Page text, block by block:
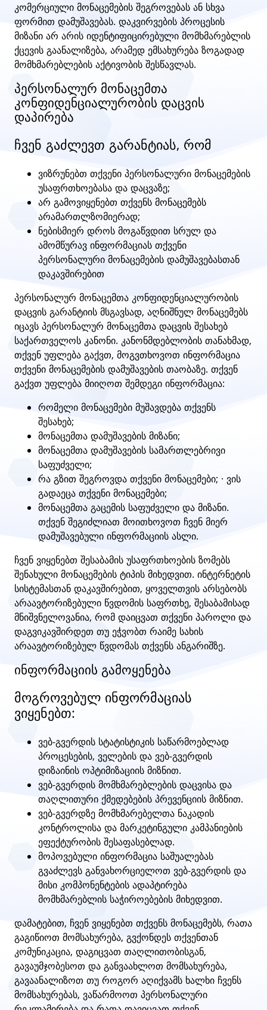
კომერციული მონაცემების შეგროვებას ან სხვა
ფორმით დამუშავებას. დაკვირვების პროცესის
მიზანი არ არის იდენტიფიცირებული მომხმარებლის
ქცევის გაანალიზება, არამედ ემსახურება ზოგადად
მომხმარებლების აქტივობის შესწავლას.
პერსონალურ მონაცემთა
კონფიდენციალურობის დაცვის
დაპირება
ჩვენ გაძლევთ გარანტიას, რომ
ვიზრუნებთ თქვენი პერსონალური მონაცემების
უსაფრთხოებასა და დაცვაზე;
არ გამოვიყენებთ თქვენს მონაცემებს
არამართლზომიერად;
ნებისმიერ დროს მოგაწვდით სრულ და
ამომწურავ ინფორმაციას თქვენი
პერსონალური მონაცემების დამუშავებასთან
დაკავშირებით
პერსონალურ მონაცემთა კონფიდენციალურობის
დაცვის გარანტიის მსგავსად, აღნიშნულ მონაცემებს
იცავს პერსონალურ მონაცემთა დაცვის შესახებ
საქართველოს კანონი. კანონმდებლობის თანახმად,
თქვენ უფლება გაქვთ, მოგვთხოვოთ ინფორმაცია
თქვენი მონაცემების დამუშავების თაობაზე. თქვენ
გაქვთ უფლება მიიღოთ შემდეგი ინფორმაცია:
რომელი მონაცემები მუშავდება თქვენს
შესახებ;
მონაცემთა დამუშავების მიზანი;
მონაცემთა დამუშავების სამართლებრივი
საფუძველი;
რა გზით შეგროვდა თქვენი მონაცემები; · ვის
გადაეცა თქვენი მონაცემები;
მონაცემთა გაცემის საფუძველი და მიზანი.
თქვენ შეგიძლიათ მოითხოვოთ ჩვენ მიერ
დამუშავებული ინფორმაციის ასლი.
ჩვენ ვიყენებთ შესაბამის უსაფრთხოების ზომებს
შენახული მონაცემების ტიპის მიხედვით. ინტერნეტის
სისტემასთან დაკავშირებით, ყოველთვის არსებობს
არაავტორიზებული წვდომის საფრთხე, შესაბამისად
მნიშვნელოვანია, რომ დაიცვათ თქვენი პაროლი და
დაგვიკავშირდეთ თუ ეჭვობთ რაიმე სახის
არაავტორიზებულ წვდომას თქვენს ანგარიშზე.
ინფორმაციის გამოყენება
მოგროვებულ ინფორმაციას
ვიყენებთ:
ვებ-გვერდის სტატისტიკის საწარმოებლად
პროცესების, ველების და ვებ-გვერდის
დიზაინის ოპტიმიზაციის მიზნით.
ვებ-გვერდის მომხმარებლების დაცვისა და
თაღლითური ქმედებების პრევენციის მიზნით.
ვებ-გვერდზე მომხმარებელთა ნაკადის
კონტროლისა და მარკეტინგული კამპანიების
ეფექტურობის შესაფასებლად.
მოპოვებული ინფორმაცია საშუალებას
გვაძლევს განვახორციელოთ ვებ-გვერდის და
მისი კომპონენტების ადაპტირება
მომხმარებლის საჭიროებების მიხედვით.
დამატებით, ჩვენ ვიყენებთ თქვენს მონაცემებს, რათა
გაგიწიოთ მომსახურება, გვქონდეს თქვენთან
კომუნიკაცია, დაგიცვათ თაღლითობისგან,
გავაუმჯობესოთ და განვაახლოთ მომსახურება,
გავაანალიზოთ თუ როგორ აღიქვამს ხალხი ჩვენს
მომსახურებას, ვაწარმოოთ პერსონალური